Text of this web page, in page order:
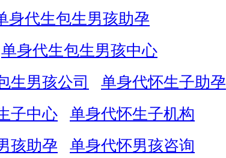
身代生包生男孩助孕
单身代生包生男孩中心
生男孩公司
单身代怀生子助孕
子中心
单身代怀生子机构
孩助孕 单身代怀男孩咨询